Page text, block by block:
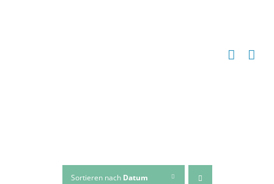
Sortieren nach Datum